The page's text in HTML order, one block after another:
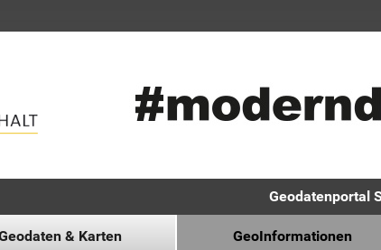
Geodatenportal
& Karten GeoInformationen